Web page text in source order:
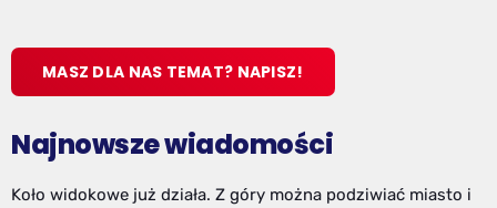
MASZ DLA NAS TEMAT? NAPISZ!
Najnowsze wiadomości
Koło widokowe już działa. Z góry można podziwiać miasto i